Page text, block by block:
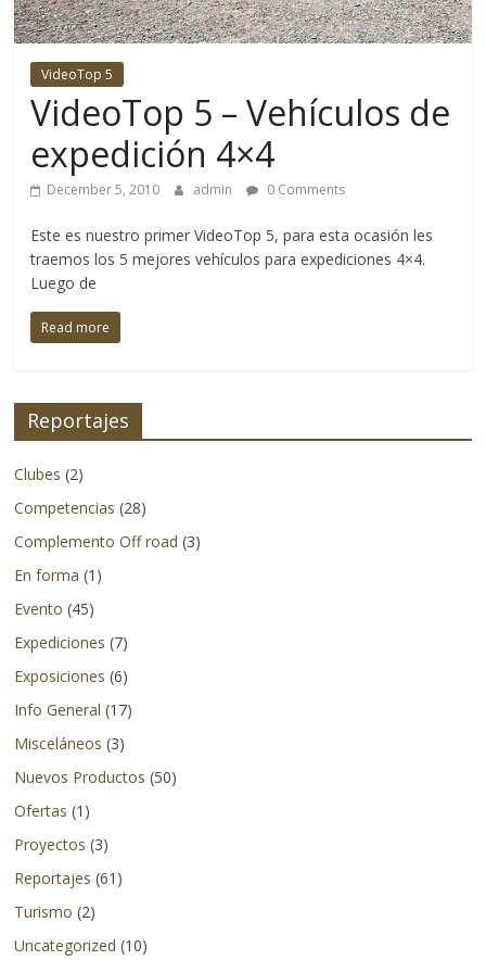
4×4
y
aventura
refiere.
No
solo
cubriendo
eventos
sino
también
adentrarnos
en
otros
países.
VideoTop 5
VideoTop 5 – Vehículos de
expedición 4×4
December 5, 2010 admin 0 Comments
Este es nuestro primer VideoTop 5, para esta ocasión les
traemos los 5 mejores vehículos para expediciones 4×4.
Luego de
Read more
Reportajes
Clubes (2)
Competencias (28)
Complemento Off road (3)
En forma (1)
Evento (45)
Expediciones (7)
Exposiciones (6)
Info General (17)
Misceláneos (3)
Nuevos Productos (50)
Ofertas (1)
Proyectos (3)
Reportajes (61)
Turismo (2)
Uncategorized (10)